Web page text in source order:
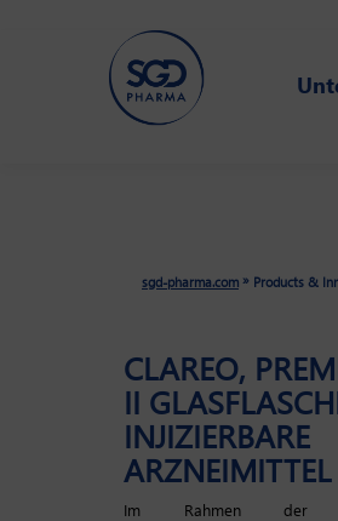
sgd-pharma.com » Products &
CLAREO,
II
INJIZIERBARE
ARZNEIMITTEL
Im Rahmen der